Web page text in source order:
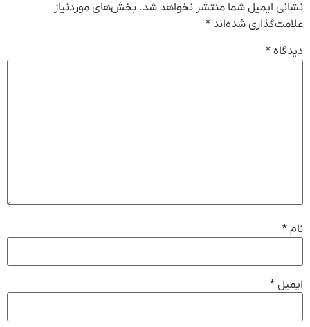
نشانی ایمیل شما منتشر نخواهد شد. بخش‌های موردنیاز
علامت‌گذاری شده‌اند *
دیدگاه *
نام *
ایمیل *